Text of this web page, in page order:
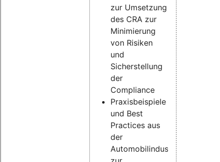
zur Umsetzung
des CRA zur
Minimierung
von Risiken
und
Sicherstellung
der
Compliance
Praxisbeispiele
und Best
Practices aus
der
Automobilindustrie